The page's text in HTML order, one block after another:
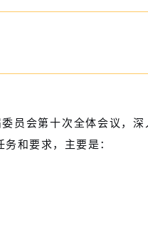
员会第十次全体会议，
和要求，主要是：